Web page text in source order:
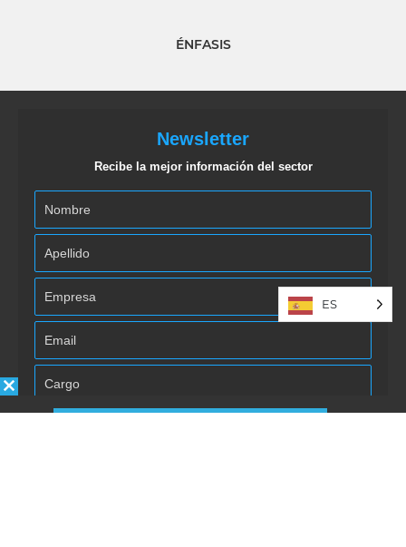
ÉNFASIS
Newsletter
Recibe la mejor información del sector
ES